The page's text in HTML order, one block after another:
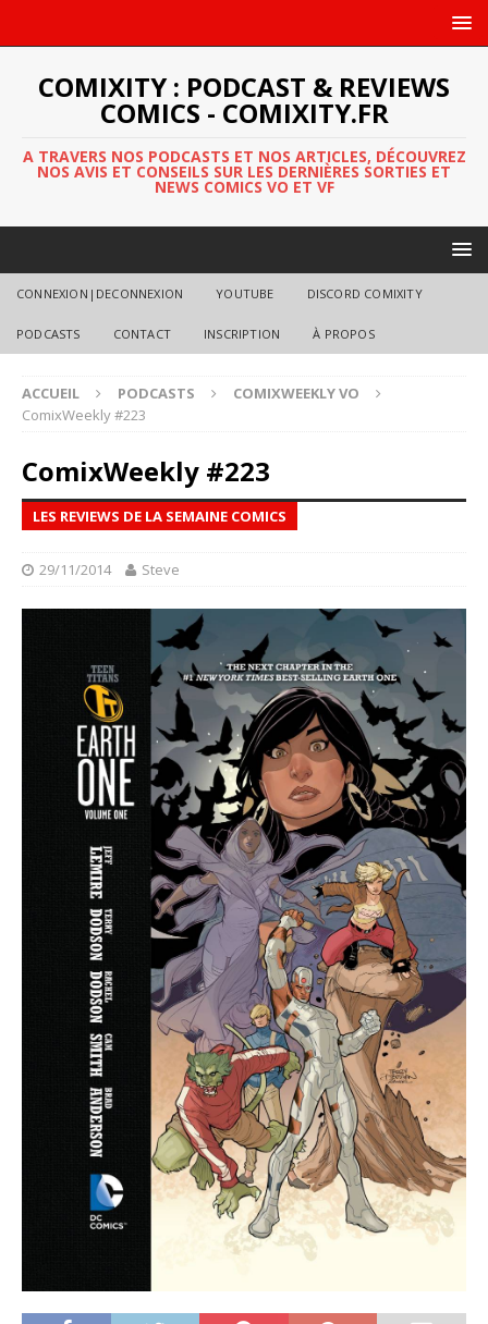
COMIXITY : PODCAST & REVIEWS
COMICS - COMIXITY.FR
A TRAVERS NOS PODCASTS ET NOS ARTICLES, DÉCOUVREZ
NOS AVIS ET CONSEILS SUR LES DERNIÈRES SORTIES ET
NEWS COMICS VO ET VF
CONNEXION|DECONNEXION YOUTUBE DISCORD COMIXITY
PODCASTS CONTACT INSCRIPTION À PROPOS
ACCUEIL PODCASTS
COMIXWEEKLY VO
ComixWeekly #223
ComixWeekly #223
LES REVIEWS DE LA SEMAINE COMICS
29/11/2014 Steve